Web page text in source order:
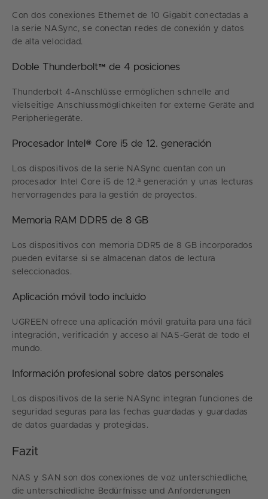
Con dos conexiones Ethernet de 10 Gigabit conectadas a
la serie NASync, se conectan redes de conexión y datos
de alta velocidad.
Doble Thunderbolt™ de 4 posiciones
Thunderbolt 4-Anschlüsse ermöglichen schnelle and
vielseitige Anschlussmöglichkeiten for externe Geräte and
Peripheriegeräte.
Procesador Intel® Core i5 de 12. generación
Los dispositivos de la serie NASync cuentan con un
procesador Intel Core i5 de 12.ª generación y unas lecturas
hervorragendes para la gestión de proyectos.
Memoria RAM DDR5 de 8 GB
Los dispositivos con memoria DDR5 de 8 GB incorporados
pueden evitarse si se almacenan datos de lectura
seleccionados.
Aplicación móvil todo incluido
UGREEN ofrece una aplicación móvil gratuita para una fácil
integración, verificación y acceso al NAS-Gerät de todo el
mundo.
Información profesional sobre datos personales
Los dispositivos de la serie NASync integran funciones de
seguridad seguras para las fechas guardadas y guardadas
de datos guardadas y protegidas.
Fazit
NAS y SAN son dos conexiones de voz unterschiedliche,
die unterschiedliche Bedürfnisse und Anforderungen